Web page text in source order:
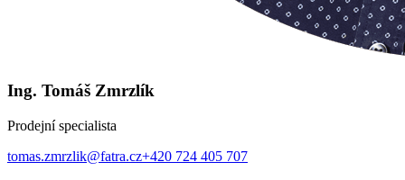
Ing. Tomáš Zmrzlík
Prodejní specialista
tomas.zmrzlik@fatra.cz+420 724 405 707